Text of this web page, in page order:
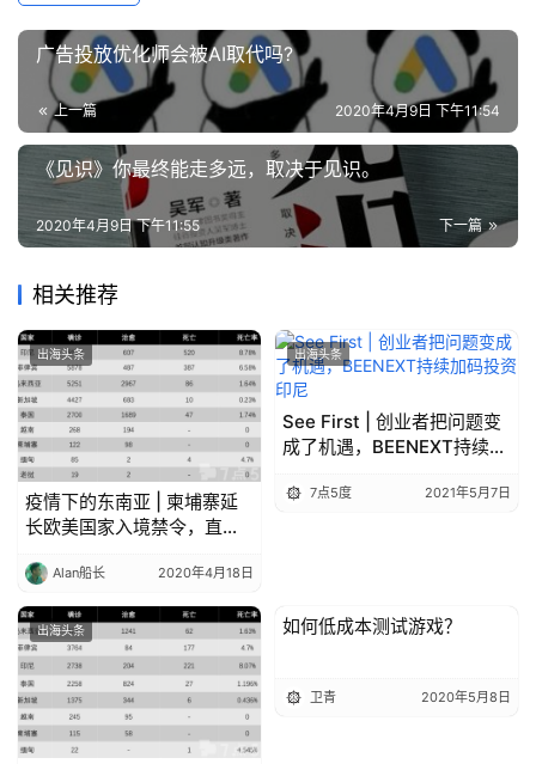
广告投放优化师会被AI取代吗?
上一篇 2020年4月9日 下午11:54
《见识》你最终能走多远，取决于见识。
下一篇
2020年4月9日 下午11:55
相关推荐
出海头条
疫情下的东南亚 | 柬埔寨延
长欧美国家入境禁令，直至
Alan船长 2020年4月18日
出海头条
See First | 创业者把问题变
成了机遇，BEENEXT持续加
7点5度 2021年5月7日
出海头条 出海头条
如何低成本测试游戏？
卫青 2020年5月8日